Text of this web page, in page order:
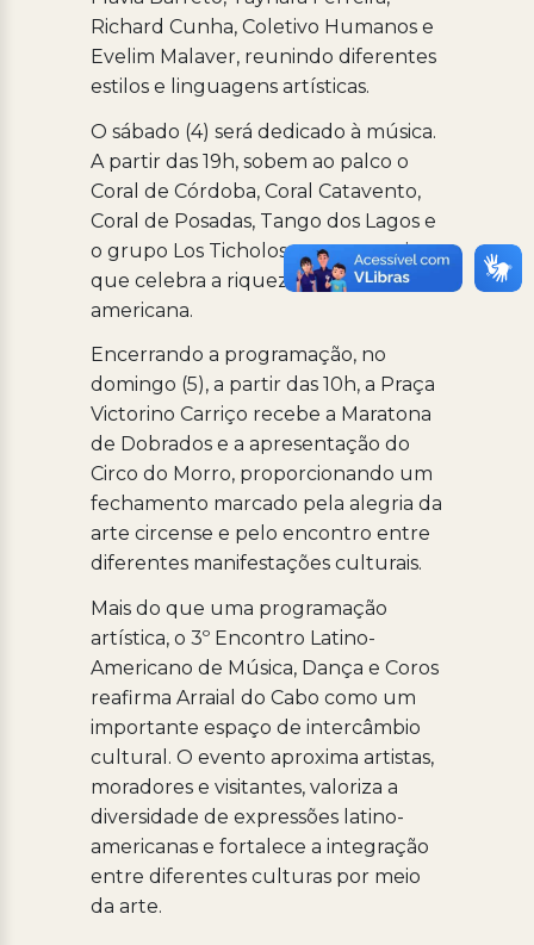
Richard Cunha, Coletivo Humanos e
Evelim Malaver, reunindo diferentes
estilos e linguagens artísticas.
O sábado (4) será dedicado à música.
A partir das 19h, sobem ao palco o
Coral de Córdoba, Coral Catavento,
Coral de Posadas, Tango dos Lagos e
o grupo Los Ticholos, em uma noite
que celebra a riqueza musical latino-
americana.
Encerrando a programação, no
domingo (5), a partir das 10h, a Praça
Victorino Carriço recebe a Maratona
de Dobrados e a apresentação do
Circo do Morro, proporcionando um
fechamento marcado pela alegria da
arte circense e pelo encontro entre
diferentes manifestações culturais.
Mais do que uma programação
artística, o 3º Encontro Latino-
Americano de Música, Dança e Coros
reafirma Arraial do Cabo como um
importante espaço de intercâmbio
cultural. O evento aproxima artistas,
moradores e visitantes, valoriza a
diversidade de expressões latino-
americanas e fortalece a integração
entre diferentes culturas por meio
da arte.